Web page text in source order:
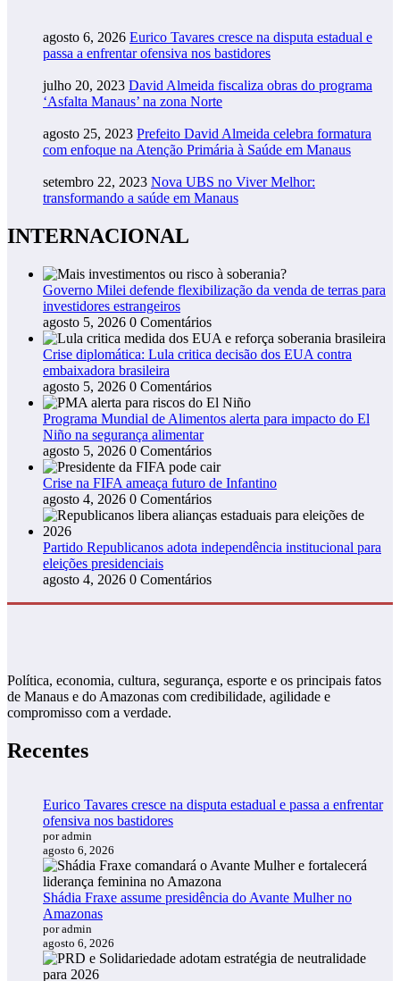
agosto 6, 2026 Eurico Tavares cresce na disputa estadual e
passa a enfrentar ofensiva nos bastidores
julho 20, 2023 David Almeida fiscaliza obras do programa
‘Asfalta Manaus’ na zona Norte
agosto 25, 2023 Prefeito David Almeida celebra formatura
com enfoque na Atenção Primária à Saúde em Manaus
setembro 22, 2023 Nova UBS no Viver Melhor:
transformando a saúde em Manaus
INTERNACIONAL
Governo Milei defende flexibilização da venda de terras para
investidores estrangeiros
agosto 5, 2026 0 Comentários
Crise diplomática: Lula critica decisão dos EUA contra
embaixadora brasileira
agosto 5, 2026 0 Comentários
Programa Mundial de Alimentos alerta para impacto do El
Niño na segurança alimentar
agosto 5, 2026 0 Comentários
Crise na FIFA ameaça futuro de Infantino
agosto 4, 2026 0 Comentários
Partido Republicanos adota independência institucional para
eleições presidenciais
agosto 4, 2026 0 Comentários
Política, economia, cultura, segurança, esporte e os principais fatos
de Manaus e do Amazonas com credibilidade, agilidade e
compromisso com a verdade.
Recentes
Eurico Tavares cresce na disputa estadual e passa a enfrentar
ofensiva nos bastidores
por admin
agosto 6, 2026
Shádia Fraxe assume presidência do Avante Mulher no
Amazonas
por admin
agosto 6, 2026